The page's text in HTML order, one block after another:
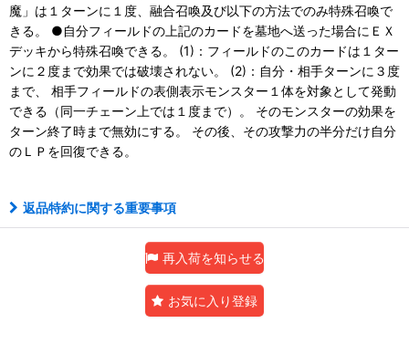
魔」は１ターンに１度、融合召喚及び以下の方法でのみ特殊召喚で
きる。 ●自分フィールドの上記のカードを墓地へ送った場合にＥＸ
デッキから特殊召喚できる。 (1)：フィールドのこのカードは１ター
ンに２度まで効果では破壊されない。 (2)：自分・相手ターンに３度
まで、 相手フィールドの表側表示モンスター１体を対象として発動
できる（同一チェーン上では１度まで）。 そのモンスターの効果を
ターン終了時まで無効にする。 その後、その攻撃力の半分だけ自分
のＬＰを回復できる。
返品特約に関する重要事項
再入荷を知らせる
お気に入り登録